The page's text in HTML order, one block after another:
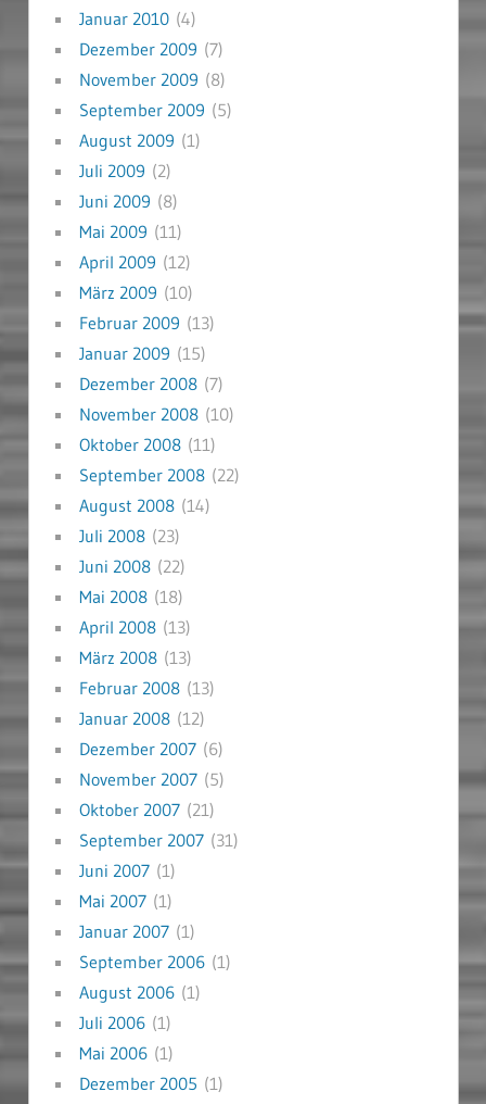
Januar 2010(4)
Dezember 2009 (7)
November 2009 (8)
September 2009 (5)
August 2009 (1)
Juli 2009 (2)
Juni 2009 (8)
Mai 2009 (11)
April 2009 (12)
März 2009 (10)
Februar 2009 (13)
Januar 2009 (15)
Dezember 2008(7)
November 2008(10)
Oktober 2008(11)
September 2008(22)
August 2008(14)
Juli 2008(23)
Juni 2008(22)
Mai 2008(18)
April 2008(13)
März 2008(13)
Februar 2008(13)
Januar 2008(12)
Dezember 2007(6)
November 2007(5)
Oktober 2007(21)
September 2007(31)
Juni 2007(1)
Mai 2007(1)
Januar 2007(1)
September 2006(1)
August 2006(1)
Juli 2006(1)
Mai 2006(1)
Dezember 2005 (1)